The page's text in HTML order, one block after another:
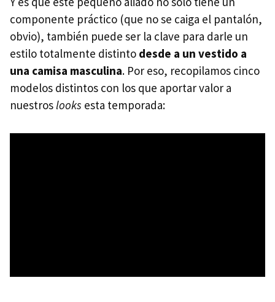
componente práctico (que no se caiga el pantalón,
obvio), también puede ser la clave para darle un
estilo totalmente distinto desde a un vestido a
una camisa masculina. Por eso, recopilamos cinco
modelos distintos con los que aportar valor a
nuestroslooks esta temporada: